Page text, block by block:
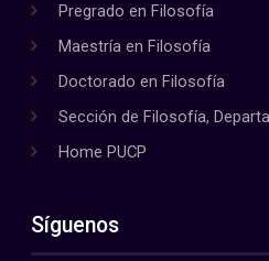
Pregrado en Filosofía
Maestría en Filosofía
Doctorado en Filosofía
Sección de Filosofía,
Home PUCP
Síguenos